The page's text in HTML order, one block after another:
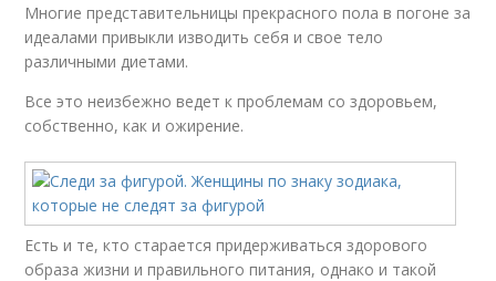
Многие представительницы прекрасного пола в погоне за
идеалами привыкли изводить себя и свое тело
различными диетами.
Все это неизбежно ведет к проблемам со здоровьем,
собственно, как и ожирение.
Есть и те, кто старается придерживаться здорового
образа жизни и правильного питания, однако и такой